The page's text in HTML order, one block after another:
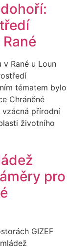
v Rané u Loun
tématem bylo
Chráněné
vzácná přírodní
životního
pro
GIZEF